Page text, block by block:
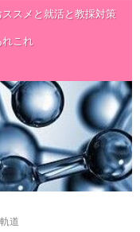
ススメと就活と教採対策
これ
道